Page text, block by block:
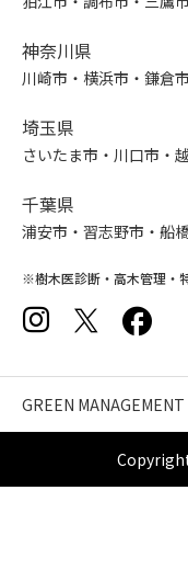
神奈川県
川崎市・横浜市・鎌倉
埼玉県
さいたま市・川口市・
千葉県
浦安市・習志野市・船
※樹木医診断・高木管理・
GREEN MANAGEMENT